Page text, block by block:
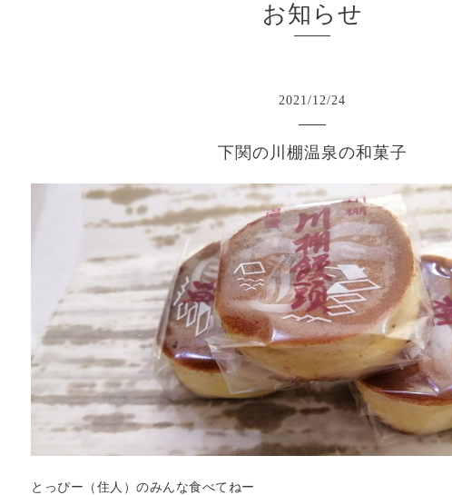
お知らせ
2021/12/24
下関の川棚温泉の和菓子
とっぴー（住人）のみんな食べてねー